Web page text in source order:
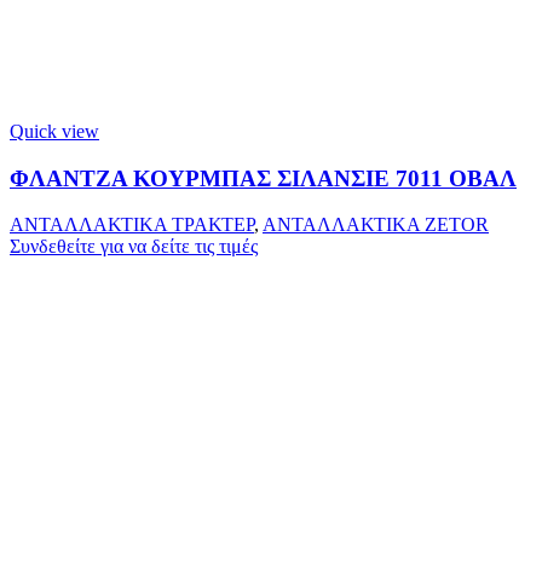
Quick view
ΦΛΑΝΤΖΑ ΚΟΥΡΜΠΑΣ ΣΙΛΑΝΣΙΕ 7011 ΟΒΑΛ
ΑΝΤΑΛΛΑΚΤΙΚΑ ΤΡΑΚΤΕΡ, ΑΝΤΑΛΛΑΚΤΙΚΑ ZETOR
Συνδεθείτε για να δείτε τις τιμές